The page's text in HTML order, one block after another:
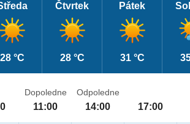
28 °C
Čtvrtek
28 °C
Pátek
31 °C
Dopoledne
11:00
Odpoledne
14:00 17:00